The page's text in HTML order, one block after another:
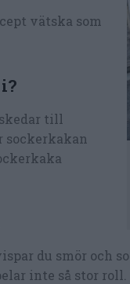
vätska som
till
sockerkakan
du smör och
inte så stor